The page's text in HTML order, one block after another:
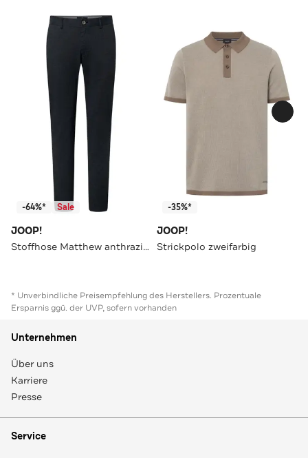
-64%* Sale
JOOP!
Stoffhose Matthew anthrazit meliert Loose Fit
-35%*
JOOP!
Strickpolo zweifarbig
* Unverbindliche Preisempfehlung des Herstellers. Prozentuale
Ersparnis ggü. der UVP, sofern vorhanden
Unternehmen
Über uns
Karriere
Presse
Service